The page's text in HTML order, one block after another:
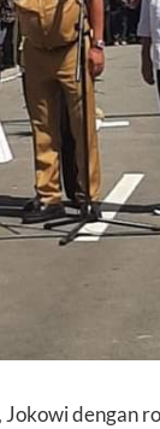
Jokowi dengan